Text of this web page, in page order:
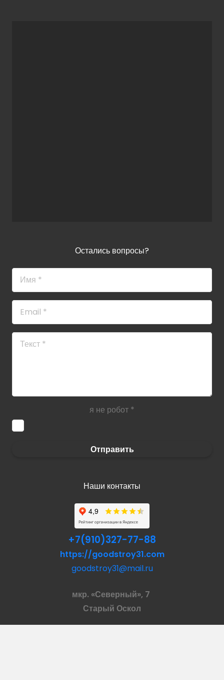
Остались вопросы?
я не робот *
Отправить
Наши контакты
+7(910)327-77-88
https://goodstroy31.com
goodstroy31@mail.ru
мкр. «Северный», 7
Старый Оскол